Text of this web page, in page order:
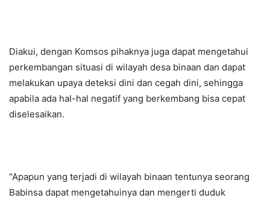
Diakui, dengan Komsos pihaknya juga dapat mengetahui
perkembangan situasi di wilayah desa binaan dan dapat
melakukan upaya deteksi dini dan cegah dini, sehingga
apabila ada hal-hal negatif yang berkembang bisa cepat
diselesaikan.
“Apapun yang terjadi di wilayah binaan tentunya seorang
Babinsa dapat mengetahuinya dan mengerti duduk